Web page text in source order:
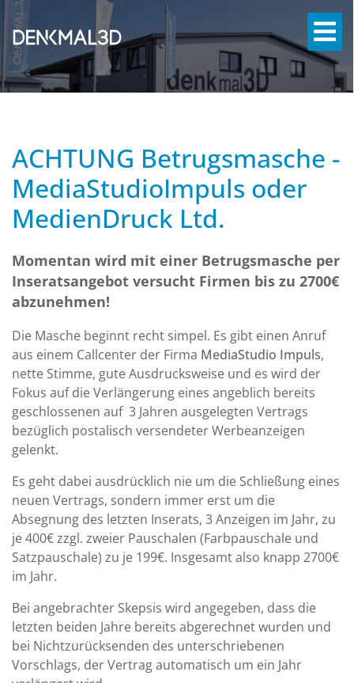
ACHTUNG Betrugsmasche -
MediaStudioImpuls oder
MedienDruck Ltd.
Momentan wird mit einer Betrugsmasche per
Inseratsangebot versucht Firmen bis zu 2700€
abzunehmen!
Die Masche beginnt recht simpel. Es gibt einen Anruf
aus einem Callcenter der Firma MediaStudio Impuls,
nette Stimme, gute Ausdrucksweise und es wird der
Fokus auf die Verlängerung eines angeblich bereits
geschlossenen auf 3 Jahren ausgelegten Vertrags
bezüglich postalisch versendeter Werbeanzeigen
gelenkt.
Es geht dabei ausdrücklich nie um die Schließung eines
neuen Vertrags, sondern immer erst um die
Absegnung des letzten Inserats, 3 Anzeigen im Jahr, zu
je 400€ zzgl. zweier Pauschalen (Farbpauschale und
Satzpauschale) zu je 199€. Insgesamt also knapp 2700€
im Jahr.
Bei angebrachter Skepsis wird angegeben, dass die
letzten beiden Jahre bereits abgerechnet wurden und
bei Nichtzurücksenden des unterschriebenen
Vorschlags, der Vertrag automatisch um ein Jahr